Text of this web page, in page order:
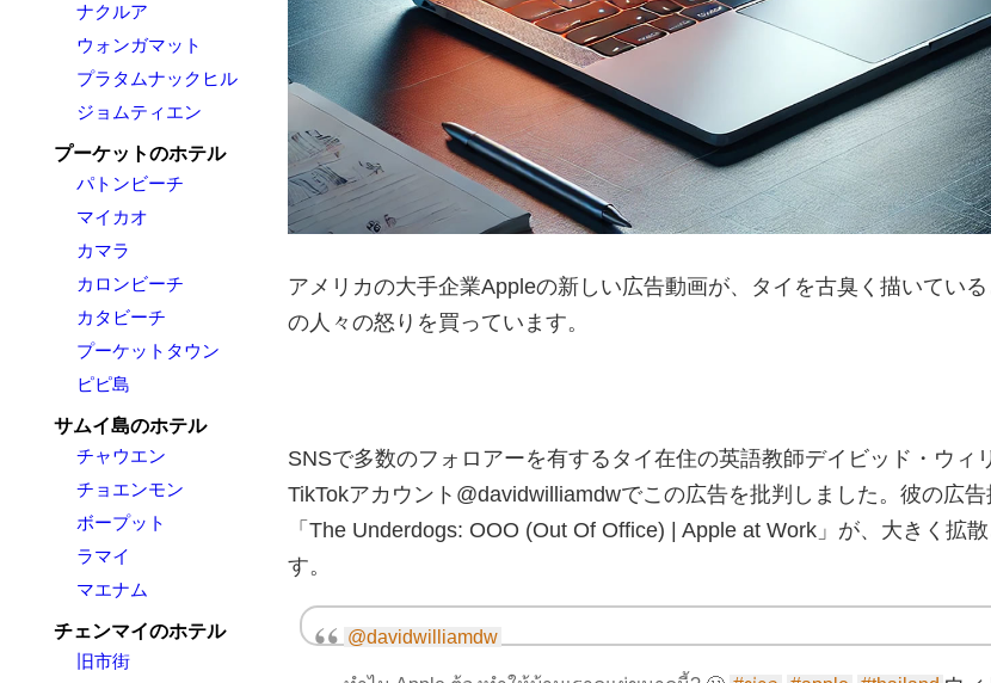
ナクルア
ウォンガマット
プラタムナックヒル
ジョムティエン
プーケットのホテル
パトンビーチ
マイカオ
カマラ
カロンビーチ
カタビーチ
プーケットタウン
ピピ島
サムイ島のホテル
チャウエン
チョエンモン
ボープット
ラマイ
マエナム
チェンマイのホテル
旧市街
アメリカの大手企業Appleの新しい広告動画が、タイを古臭く描いてい
の人々の怒りを買っています。
SNSで多数のフォロアーを有するタイ在住の英語教師デイビッド・ウィ
TikTokアカウント@davidwilliamdwでこの広告を批判しました。彼の広
「The Underdogs: OOO (Out Of Office) | Apple at Work」が、大きく拡
す。
@davidwilliamdw